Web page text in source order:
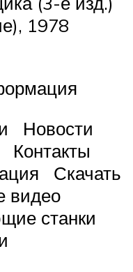
1978
Новости
Скачать
видео
станки